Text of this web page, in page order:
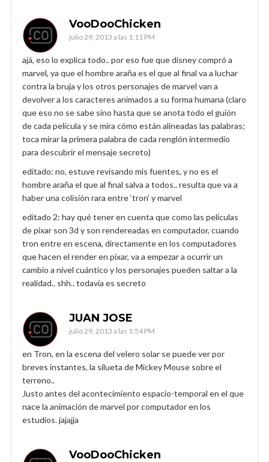
VooDooChicken
julio 29, 2013 a las 1:11 PM
ajá, eso lo explica todo.. por eso fue que disney compró a
marvel, ya que el hombre araña es el que al final va a luchar
contra la bruja y los otros personajes de marvel van a
devolver a los caracteres animados a su forma humana (claro
que eso no se sabe sino hasta que se anota todo el guión
de cada película y se mira cómo están alineadas las palabras;
toca mirar la primera palabra de cada renglón intermedio
para descubrir el mensaje secreto)
editado: no, estuve revisando mis fuentes, y no es el
hombre araña el que al final salva a todos.. resulta que va a
haber una colisión rara entre ‘tron’ y marvel
editado 2: hay qué tener en cuenta que como las películas
de pixar son 3d y son rendereadas en computador, cuando
tron entre en escena, directamente en los computadores
que hacen el render en pixar, va a empezar a ocurrir un
cambio a nivel cuántico y los personajes pueden saltar a la
realidad.. shh.. todavía es secreto
JUAN JOSE
julio 29, 2013 a las 1:54 PM
en Tron, en la escena del velero solar se puede ver por
breves instantes, la silueta de Mickey Mouse sobre el
terreno..
Justo antes del acontecimiento espacio-temporal en el que
nace la animación de marvel por computador en los
estudios. jajajja
VooDooChicken